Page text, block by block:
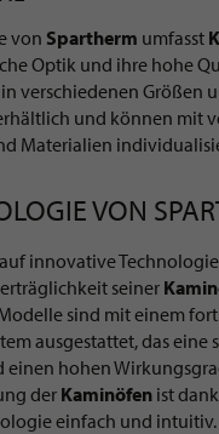
von Spartherm umfasst
Optik und ihre hohe
verschiedenen Größen
und können mit
Materialien
VON
innovative
seiner
sind mit einem
ausgestattet, das eine
einen hohen
der Kaminöfen ist
einfach und intuitiv.